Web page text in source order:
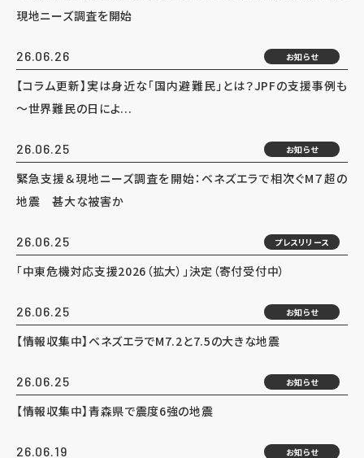
現地ニーズ調査を開始
26.06.26 お知らせ
【コラム更新】実は身近な「国内避難民」とは？JPFの支援事例も
～世界難民の日によ...
26.06.25 お知らせ
緊急支援＆現地ニーズ調査を開始：ベネズエラで相次ぐM７超の
地震 甚大な被害か
26.06.25 プレスリリース
「中東危機対応支援2026（拡大）」決定（寄付受付中）
26.06.25 お知らせ
【情報収集中】ベネズエラでM7.2と7.5の大きな地震
26.06.25 お知らせ
【情報収集中】青森県で震度6強の地震
26.06.19 お知らせ